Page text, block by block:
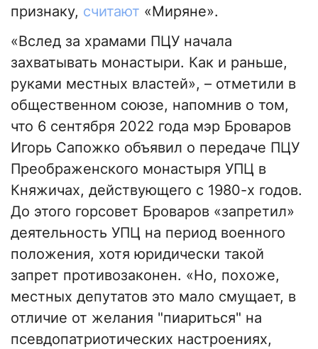
признаку, считают «Миряне».
«Вслед за храмами ПЦУ начала
захватывать монастыри. Как и раньше,
руками местных властей», – отметили в
общественном союзе, напомнив о том,
что 6 сентября 2022 года мэр Броваров
Игорь Сапожко объявил о передаче ПЦУ
Преображенского монастыря УПЦ в
Княжичах, действующего с 1980-х годов.
До этого горсовет Броваров «запретил»
деятельность УПЦ на период военного
положения, хотя юридически такой
запрет противозаконен. «Но, похоже,
местных депутатов это мало смущает, в
отличие от желания "пиариться" на
псевдопатриотических настроениях,